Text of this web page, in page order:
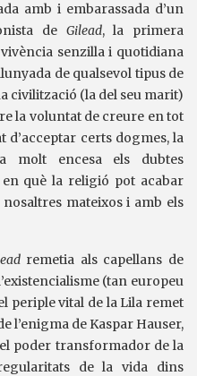
amb i embarassada d’un
de Gilead, la primera
vivència senzilla i quotidiana
de qualsevol tipus de
civilització (la del seu marit)
la voluntat de creure en tot
d’acceptar certs dogmes, la
molt encesa els dubtes
què la religió pot acabar
mateixos i amb els
remetia als capellans de
(tan europeu
periple vital de la Lila remet
l’enigma de Kaspar Hauser,
poder transformador de la
de la vida dins